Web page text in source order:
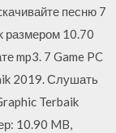
песню 7
размером 10.70
mp3. 7 Game PC
2019. Слушать
Terbaik
10.90 MB,